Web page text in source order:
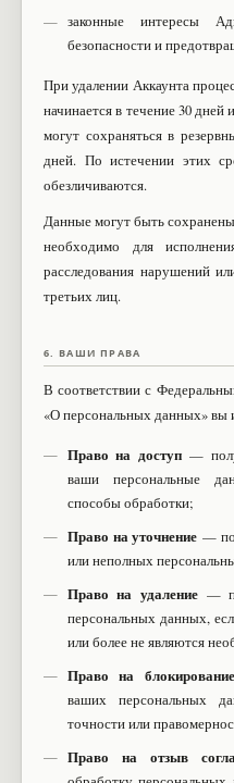
законные интересы
безопасности и
При удалении Аккаунта
начинается в течение 30
могут сохраняться в
дней. По истечении этих
обезличиваются.
Данные могут быть
необходимо для
расследования нарушений
третьих лиц.
6. ВАШИ ПРАВА
В соответствии с
«О персональных данных» вы
Право на доступ—
ваши персональные
способы обработки;
Право на уточнение —
или неполных
Право на удаление—
персональных данных,
или более не являются
Право на блокирование
ваших персональных
точности или
Право на отзыв